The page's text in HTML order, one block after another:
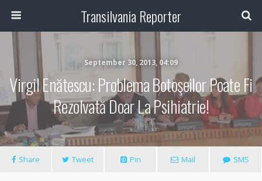
Transilvania Reporter
September 30, 2013, 04:09
Virgil Enătescu: Problema Botoşeilor Poate Fi
Rezolvată Doar La Psihiatrie!
Share Tweet Pin Mail SMS